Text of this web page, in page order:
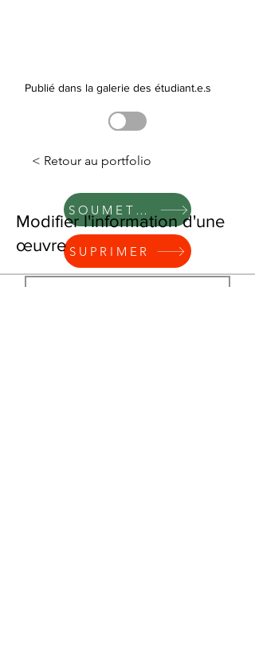
Publié dans la galerie des étudiant.e.s
SOUMETTRE
SUPRIMER
< Retour au portfolio
Modifier l'information d'une
œuvre